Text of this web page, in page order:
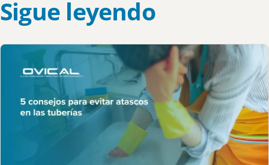
Sigue leyendo